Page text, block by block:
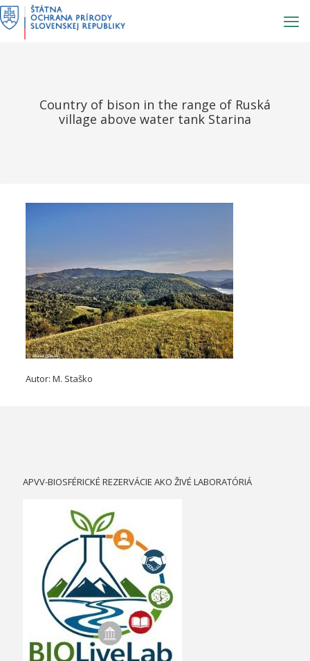
Prejsť
na
obsah
Country of bison in the range of Ruská
village above water tank Starina
Autor: M. Staško
APVV-BIOSFÉRICKÉ REZERVÁCIE AKO ŽIVÉ LABORATÓRIÁ